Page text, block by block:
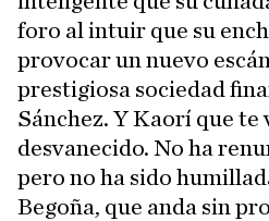
foro al intuir que su
provocar un nuevo
prestigiosa sociedad
Sánchez. Y Kaorí que te
desvanecido. No ha
pero no ha sido
Begoña, que anda sin